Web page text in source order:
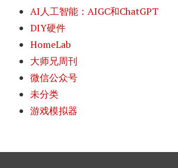
AI人工智能：AIGC和ChatGPT
DIY硬件
HomeLab
大师兄周刊
微信公众号
未分类
游戏模拟器